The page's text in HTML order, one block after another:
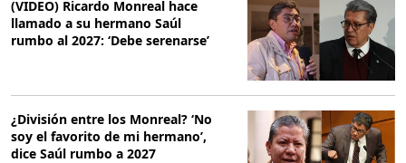
(VIDEO) Ricardo Monreal hace
llamado a su hermano Saúl
rumbo al 2027: ‘Debe serenarse’
¿División entre los Monreal? ‘No
soy el favorito de mi hermano’,
dice Saúl rumbo a 2027